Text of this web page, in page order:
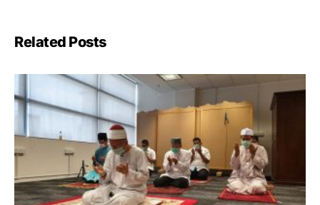
Related Posts